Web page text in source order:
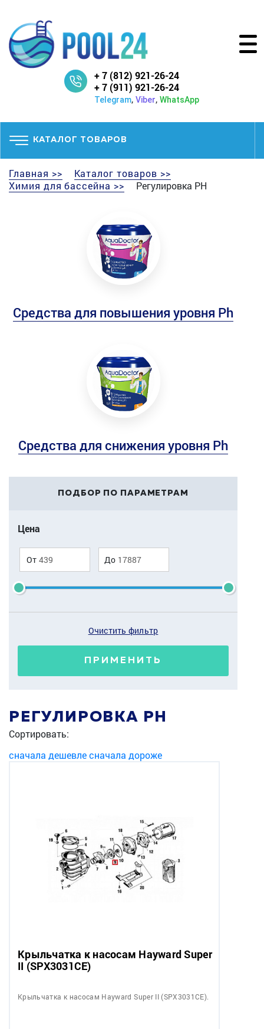
+ 7 (812) 921-26-24
+ 7 (911) 921-26-24
Telegram, Viber, WhatsApp
КАТАЛОГ ТОВАРОВ
Главная >>
Каталог товаров >>
Химия для бассейна >>
Регулировка PH
Средства для повышения уровня Ph
Средства для снижения уровня Ph
ПОДБОР ПО ПАРАМЕТРАМ
Цена
От До
Очистить фильтр
ПРИМЕНИТЬ
РЕГУЛИРОВКА PH
Сортировать:
сначала дешевлесначала дороже
Крыльчатка к насосам Hayward Super
II (SPX3031CE)
Крыльчатка к насосам Hayward Super II (SPX3031CE).